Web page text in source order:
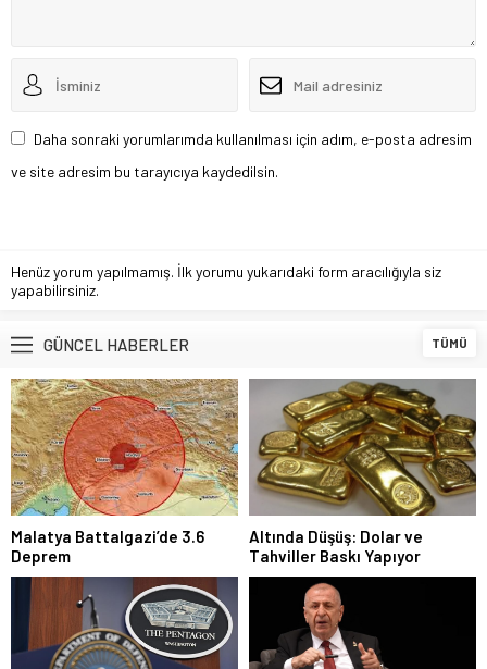
Daha sonraki yorumlarımda kullanılması için adım, e-posta adresim
ve site adresim bu tarayıcıya kaydedilsin.
Henüz yorum yapılmamış. İlk yorumu yukarıdaki form aracılığıyla siz
yapabilirsiniz.
GÜNCEL HABERLER TÜMÜ
Malatya Battalgazi’de 3.6
Deprem
Altında Düşüş: Dolar ve
Tahviller Baskı Yapıyor